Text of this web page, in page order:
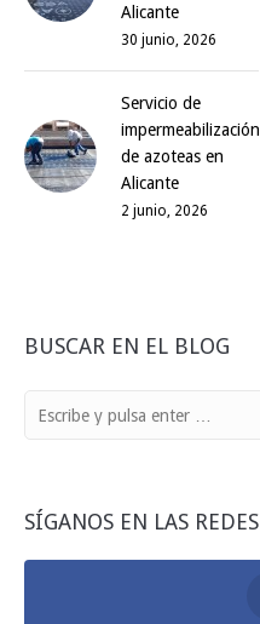
Alicante
30 junio, 2026
Servicio de
impermeabilización
de azoteas en
Alicante
2 junio, 2026
BUSCAR EN EL BLOG
SÍGANOS EN LAS REDES